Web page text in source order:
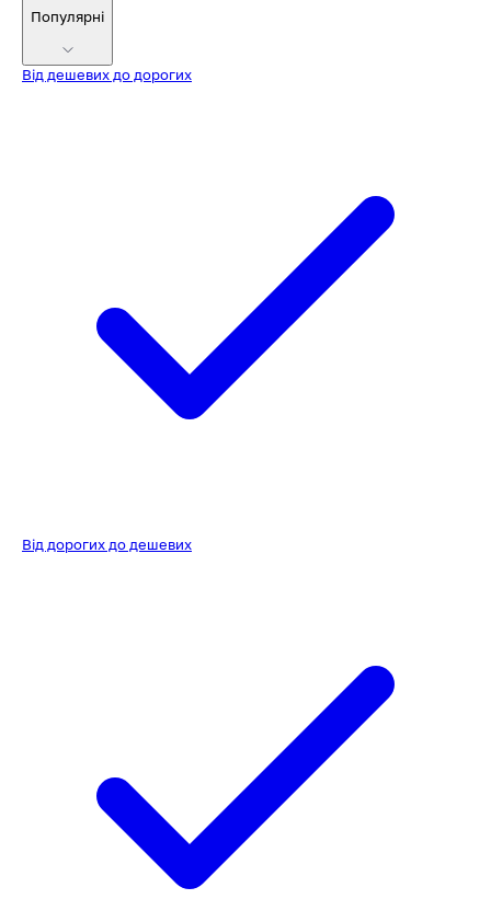
Популярні
Від дешевих до дорогих
Від дорогих до дешевих